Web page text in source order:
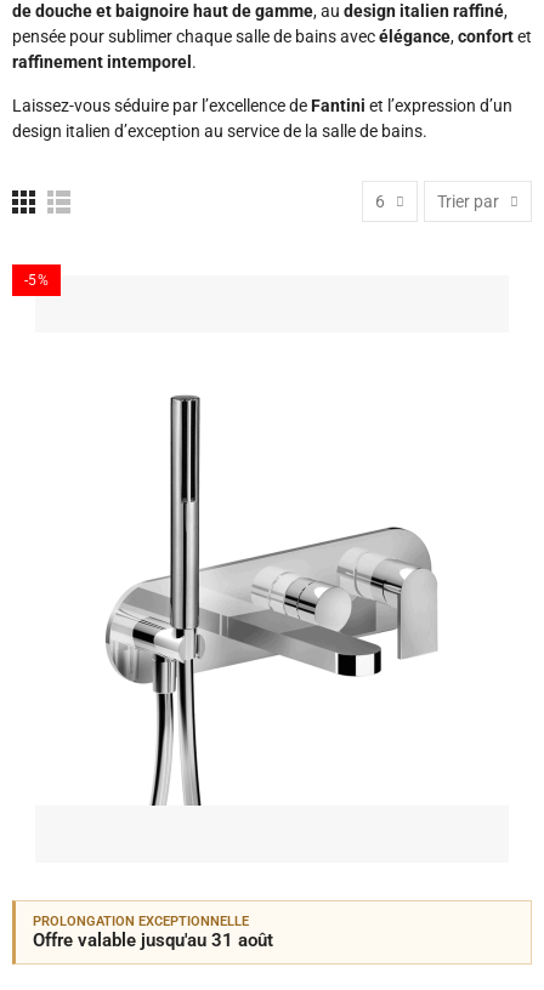
de douche et baignoire haut de gamme, au design italien raffiné,
pensée pour sublimer chaque salle de bains avecélégance,confortet
raffinement intemporel .
Laissez-vous séduire par l’excellence deFantini et l’expression d’un
design italien d’exception au service de la salle de bains.
6 Trier par
-5%
PROLONGATION EXCEPTIONNELLE
Offre valable jusqu'au 31 août